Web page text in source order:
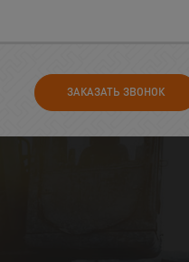
ЗАКАЗАТЬ ЗВОНОК